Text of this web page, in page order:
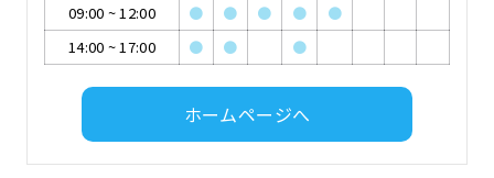
09:00 ~12:00 ● ● ● ●
●
14:00 ~17:00 ● ● ●
ホームページへ